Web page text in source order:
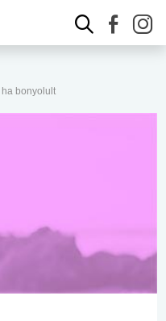
ha bonyolult